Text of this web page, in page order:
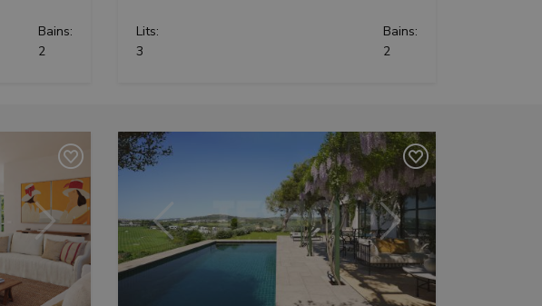
Bains:
2
Lits:
3
Bains:
2
Suivant Précédent Suivant